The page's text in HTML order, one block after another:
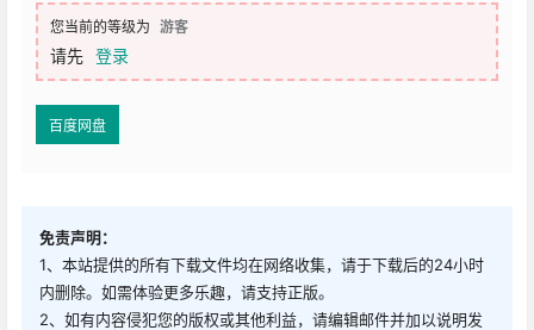
您当前的等级为 游客
请先 登录
百度网盘
免责声明：
1、本站提供的所有下载文件均在网络收集，请于下载后的24小时
内删除。如需体验更多乐趣，请支持正版。
2、如有内容侵犯您的版权或其他利益，请编辑邮件并加以说明发